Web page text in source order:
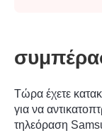
Τώρα έχετε
για να
τηλεόραση